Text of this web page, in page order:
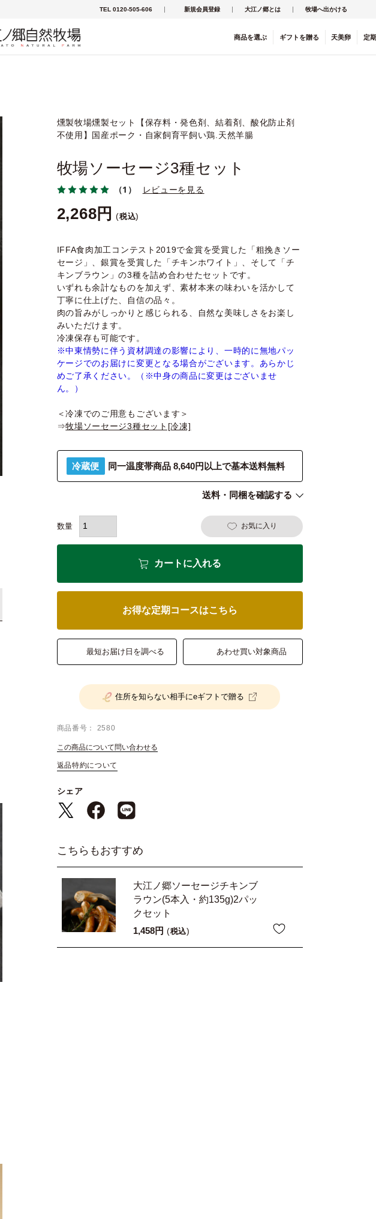
TEL 0120-505-606 新規会員登録 大江ノ郷とは 牧場へ出かける
商品を選ぶ ギフト を贈る 天美卵 定
燻製牧場燻製セット【保存料・発色剤、結着剤、酸化防止剤
不使用】国産ポーク・自家飼育平飼い鶏.天然羊腸
牧場ソーセージ3種セット
（1） レビューを見る
2,268 税込
IFFA食肉加工コンテスト2019で金賞を受賞した「粗挽きソー
セージ」、銀賞を受賞した「チキンホワイト」、そして「チ
キンブラウン」の3種を詰め合わせたセットです。
いずれも余計なものを加えず、素材本来の味わいを活かして
丁寧に仕上げた、自信の品々。
肉の旨みがしっかりと感じられる、自然な美味しさをお楽し
みいただけます。
冷凍保存も可能です。
※中東情勢に伴う資材調達の影響により、一時的に無地パッ
ケージでのお届けに変更となる場合がございます。あらかじ
めご了承ください。（※中身の商品に変更はございませ
ん。）
＜冷凍でのご用意もございます＞
⇒牧場ソーセージ3種セット[冷凍]
冷蔵便 同一温度帯商品 8,640円以上で基本送料無料
送料・同梱を確認する
お気に入り
カートに入れる
お得な定期コースはこちら
最短お届け日を調べる あわせ買い対象商品
住所を知らない相手にeギフトで贈る
商品番号 2580
この商品について問い合わせる
返品特約について
シェア
こちらもおすすめ
大江ノ郷ソーセージチキンブ
ラウン(5本入・約135g)2パッ
クセット
1,458
税込